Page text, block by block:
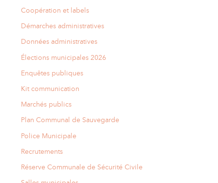
Coopération et labels
Démarches administratives
Données administratives
Élections municipales 2026
Enquêtes publiques
Kit communication
Marchés publics
Plan Communal de Sauvegarde
Police Municipale
Recrutements
Réserve Communale de Sécurité Civile